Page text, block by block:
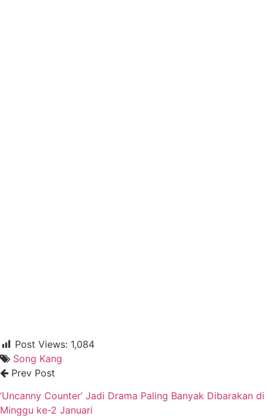
Post Views: 1,084
Song Kang
Prev Post
‘Uncanny Counter’ Jadi Drama Paling Banyak Dibarakan di
Minggu ke-2 Januari